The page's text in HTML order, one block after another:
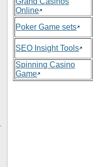
Online
Poker Game sets
SEO Insight Tools
Spinning Casino
Game